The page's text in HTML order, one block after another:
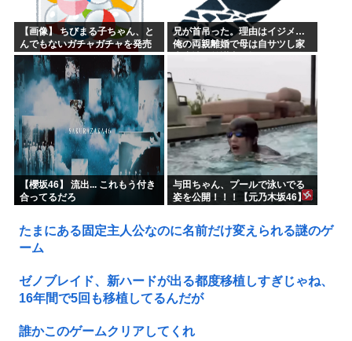
【画像】 ちびまる子ちゃん、と
んでもないガチャガチャを発売
してしまうｗｗｗｗ
兄が首吊った。理由はイジメ…
俺の両親離婚で母は自サツし家
庭崩壊→首謀者を探しだした俺
刑受けた。子に復讐されるだろ...
【櫻坂46】 流出... これもう付き
合ってるだろ
与田ちゃん、プールで泳いでる
姿を公開！！！【元乃木坂46】
たまにある固定主人公なのに名前だけ変えられる謎のゲ
ーム
ゼノブレイド、新ハードが出る都度移植しすぎじゃね、
16年間で5回も移植してるんだが
誰かこのゲームクリアしてくれ